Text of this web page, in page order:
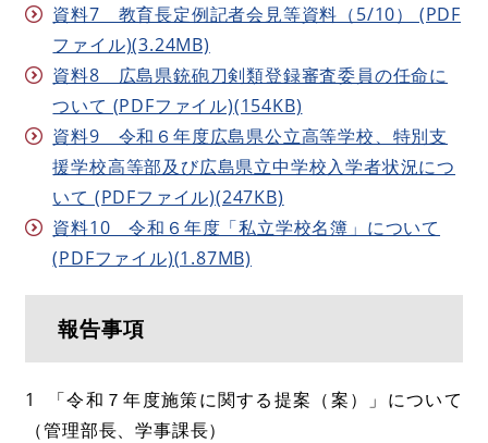
資料7 教育長定例記者会見等資料（5/10） (PDF
ファイル)(3.24MB)
資料8 広島県銃砲刀剣類登録審査委員の任命に
ついて (PDFファイル)(154KB)
資料9 令和６年度広島県公立高等学校、特別支
援学校高等部及び広島県立中学校入学者状況につ
いて (PDFファイル)(247KB)
資料10 令和６年度「私立学校名簿」について
(PDFファイル)(1.87MB)
報告事項
1 「令和７年度施策に関する提案（案）」について
（管理部長、学事課長）